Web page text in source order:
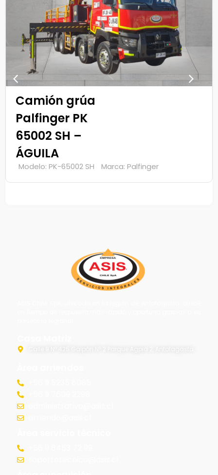
Camión grúa
Palfinger PK
Modelo: PK-65002 SH
Calle 9 Nº 425 Galpón Nº 2 Parque Agpia 2, Antofagasta.